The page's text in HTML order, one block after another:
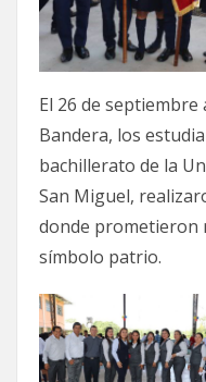
El 26 de septiembre
Bandera, los
bachillerato de la
San Miguel,
donde prometieron
símbolo patrio.